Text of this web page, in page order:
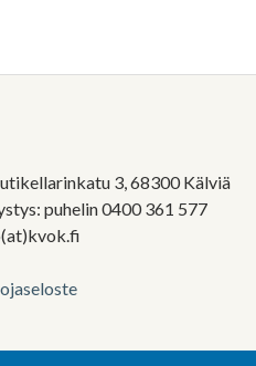
3, 68300 Kälviä
puhelin 0400 361 577